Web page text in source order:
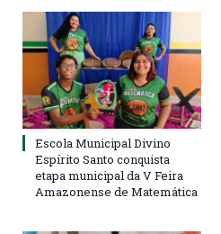
Escola Municipal Divino
Espírito Santo conquista
etapa municipal da V Feira
Amazonense de Matemática